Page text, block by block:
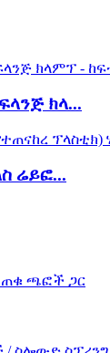
ክላ...
ሬይፎ...